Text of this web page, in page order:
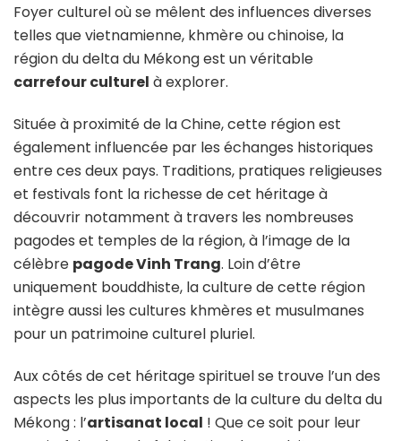
Foyer culturel où se mêlent des influences diverses
telles que vietnamienne, khmère ou chinoise, la
région du delta du Mékong est un véritable
carrefour culturel à explorer.
Située à proximité de la Chine, cette région est
également influencée par les échanges historiques
entre ces deux pays. Traditions, pratiques religieuses
et festivals font la richesse de cet héritage à
découvrir notamment à travers les nombreuses
pagodes et temples de la région, à l’image de la
célèbre pagode Vinh Trang. Loin d’être
uniquement bouddhiste, la culture de cette région
intègre aussi les cultures khmères et musulmanes
pour un patrimoine culturel pluriel.
Aux côtés de cet héritage spirituel se trouve l’un des
aspects les plus importants de la culture du delta du
Mékong : l’artisanat local ! Que ce soit pour leur